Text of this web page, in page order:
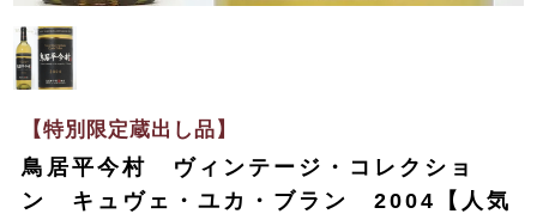
【特別限定蔵出し品】
鳥居平今村 ヴィンテージ・コレクショ
ン キュヴェ・ユカ・ブラン 2004【人気